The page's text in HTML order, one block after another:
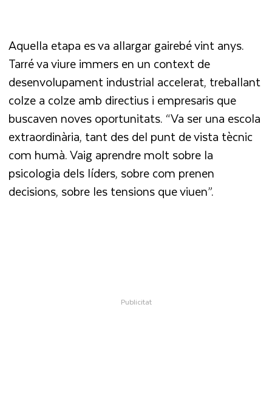
Aquella etapa es va allargar gairebé vint anys.
Tarré va viure immers en un context de
desenvolupament industrial accelerat, treballant
colze a colze amb directius i empresaris que
buscaven noves oportunitats. “Va ser una escola
extraordinària, tant des del punt de vista tècnic
com humà. Vaig aprendre molt sobre la
psicologia dels líders, sobre com prenen
decisions, sobre les tensions que viuen”.